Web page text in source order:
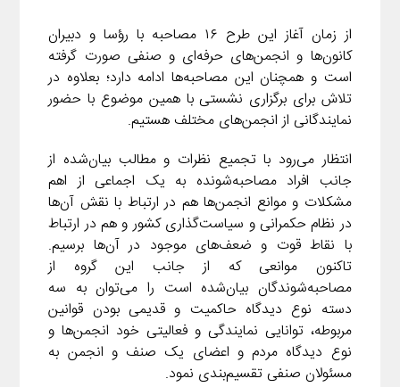
از زمان آغاز این طرح ۱۶ مصاحبه با رؤسا و دبیران
کانون‌ها و انجمن‌های حرفه‌ای و صنفی صورت گرفته
است و همچنان این مصاحبه‌ها ادامه دارد؛ بعلاوه در
تلاش برای برگزاری نشستی با همین موضوع با حضور
نمایندگانی از انجمن‌های مختلف هستیم.
انتظار می‌رود با تجمیع نظرات و مطالب بیان‌شده از
جانب افراد مصاحبه‌شونده به یک اجماعی از اهم
مشکلات و موانع انجمن‌ها هم در ارتباط با نقش آن‌ها
در نظام حکمرانی و سیاست‌گذاری کشور و هم در ارتباط
با نقاط قوت و ضعف‌های موجود در آن‌ها برسیم.
تاکنون موانعی که از جانب این گروه از
مصاحبه‌شوندگان بیان‌شده است را می‌توان به سه
دسته نوع دیدگاه حاکمیت و قدیمی بودن قوانین
مربوطه، توانایی نمایندگی و فعالیتی خود انجمن‌ها و
نوع دیدگاه مردم و اعضای یک صنف و انجمن به
مسئولان صنفی تقسیم‌بندی نمود.